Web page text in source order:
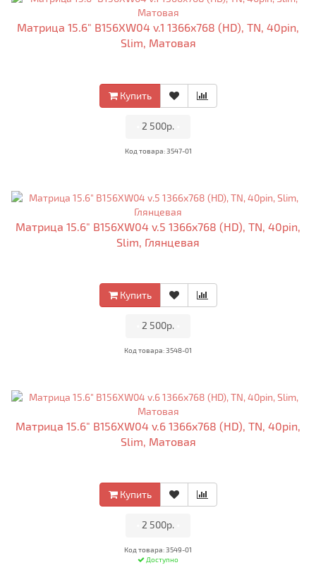
Матрица 15.6" B156XW04 v.1 1366x768 (HD), TN, 40pin,
Slim, Матовая
Купить
2 500р.
Код товара: 3547-01
Матрица 15.6" B156XW04 v.5 1366x768 (HD), TN, 40pin,
Slim, Глянцевая
Купить
2 500р.
Код товара: 3548-01
Матрица 15.6" B156XW04 v.6 1366x768 (HD), TN, 40pin,
Slim, Матовая
Купить
2 500р.
Код товара: 3549-01
Доступно